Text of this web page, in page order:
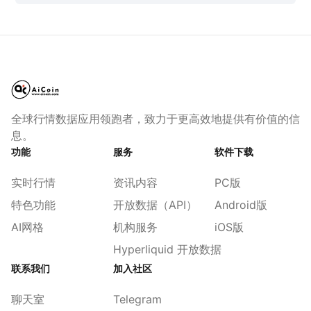
全球行情数据应用领跑者，致力于更高效地提供有价值的信
息。
功能
实时行情
特色功能
AI网格
服务
资讯内容
开放数据（API）
机构服务
Hyperliquid 开放数据
软件下载
PC版
Android版
iOS版
联系我们
聊天室
加入社区
Telegram